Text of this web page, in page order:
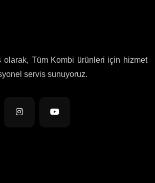
olarak, Tüm Kombi ürünleri için hizmet
servis sunuyoruz.